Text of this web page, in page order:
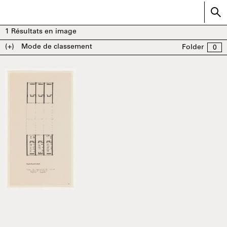
1 Résultats en image
(+)
Mode de classement Folder 0